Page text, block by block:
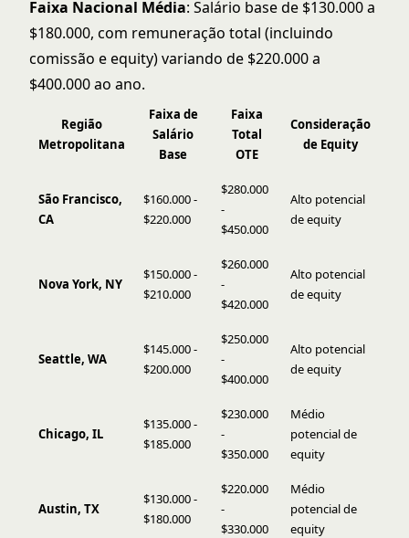
Faixa Nacional Média: Salário base de $130.000 a
$180.000, com remuneração total (incluindo
comissão e equity) variando de $220.000 a
$400.000 ao ano.
Região
Metropolitana
Faixa de
Salário
Base
Faixa
Total
OTE
Consideração
de Equity
São Francisco,
CA
$160.000 -
$220.000
$280.000
-
$450.000
Alto potencial
de equity
Nova York, NY
$150.000 -
$210.000
$260.000
-
$420.000
Alto potencial
de equity
Seattle, WA
$145.000 -
$200.000
$250.000
-
$400.000
Alto potencial
de equity
Chicago, IL
$135.000 -
$185.000
$230.000
-
$350.000
Médio
potencial de
equity
Austin, TX
$130.000 -
$180.000
$220.000
-
$330.000
Médio
potencial de
equity